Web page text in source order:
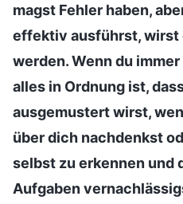
magst Fehler haben,
effektiv ausführst, wirst
werden. Wenn du
alles in Ordnung ist,
ausgemustert wirst,
über dich nachdenkst
selbst zu erkennen und
Aufgaben